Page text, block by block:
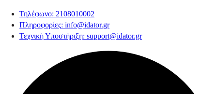
Τηλέφωνο: 2108010002
Πληροφορίες: info@idator.gr
Τεχνική Υποστήριξη: support@idator.gr